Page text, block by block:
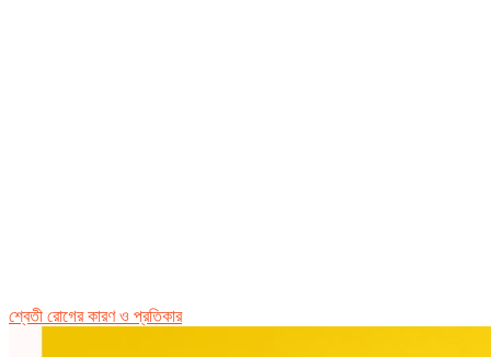
শ্বেতী রোগের কারণ ও প্রতিকার